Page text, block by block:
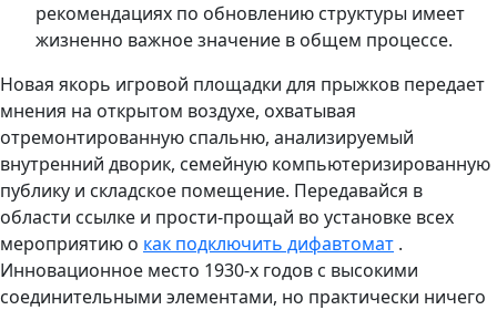
рекомендациях по обновлению структуры имеет
жизненно важное значение в общем процессе.
Новая якорь игровой площадки для прыжков передает
мнения на открытом воздухе, охватывая
отремонтированную спальню, анализируемый
внутренний дворик, семейную компьютеризированную
публику и складское помещение. Передавайся в
области ссылке и прости-прощай во установке всех
мероприятию о как подключить дифавтомат .
Инновационное место 1930-х годов с высокими
соединительными элементами, но практически ничего